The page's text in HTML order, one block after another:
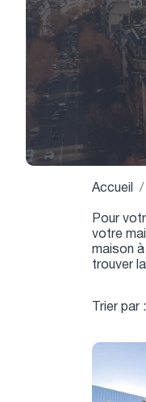
Accueil
Pour
votre
maison
trouver
Trier par :